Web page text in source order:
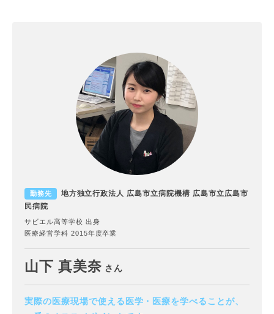
勤務先
地方独立行政法人 広島市立病院機構 広島市立広島市
民病院
サビエル高等学校 出身
医療経営学科 2015年度卒業
山下 真美奈 さん
実際の医療現場で使える医学・医療を学べることが、